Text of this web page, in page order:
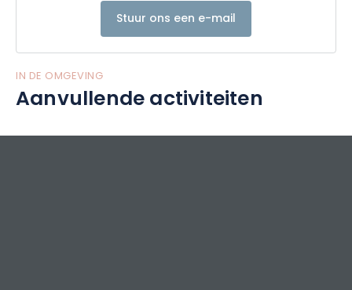
Stuur ons een e-mail
IN DE OMGEVING
Aanvullende activiteiten